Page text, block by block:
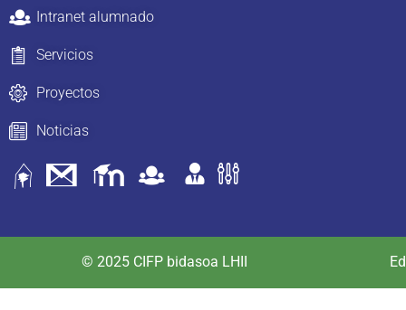
Intranet alumnado
Servicios
Proyectos
Noticias
© 2025 CIFP bidasoa LHII